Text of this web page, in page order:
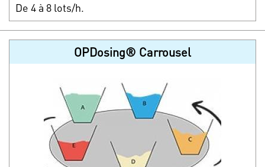
De 4 à 8 lots/h.
OPDosing® Carrousel